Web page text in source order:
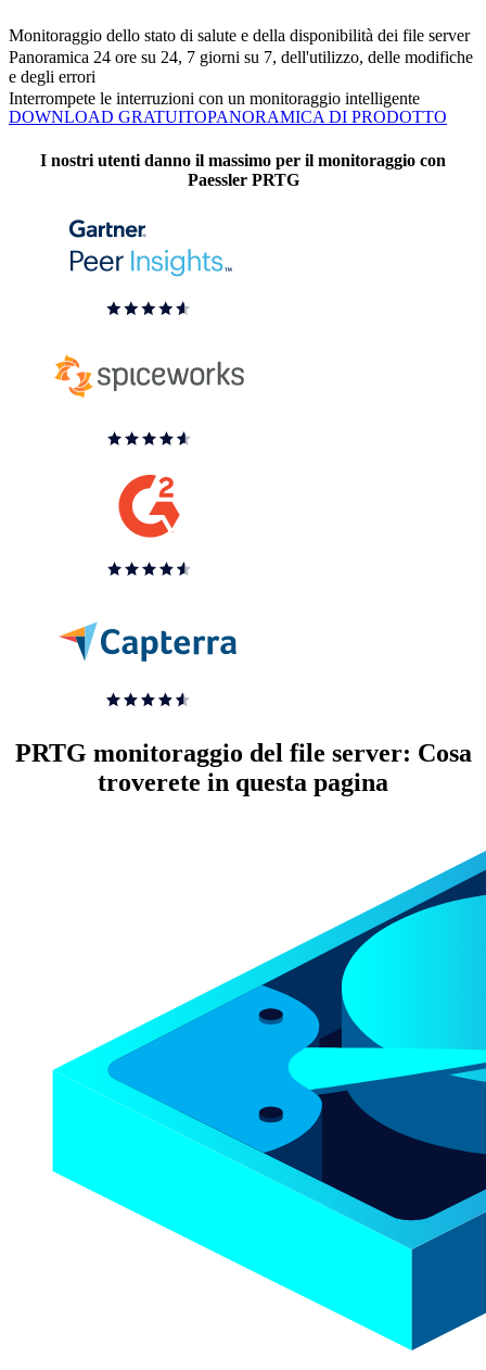
Monitoraggio dello stato di salute e della disponibilità dei file server
Panoramica 24 ore su 24, 7 giorni su 7, dell'utilizzo, delle modifiche
e degli errori
Interrompete le interruzioni con un monitoraggio intelligente
DOWNLOAD GRATUITOPANORAMICA DI PRODOTTO
I nostri utenti danno il massimo per il monitoraggio con
Paessler PRTG
PRTG monitoraggio del file server: Cosa
troverete in questa pagina